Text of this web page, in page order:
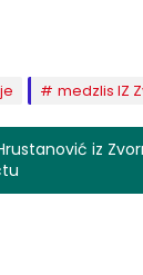
medzlis IZ
iz